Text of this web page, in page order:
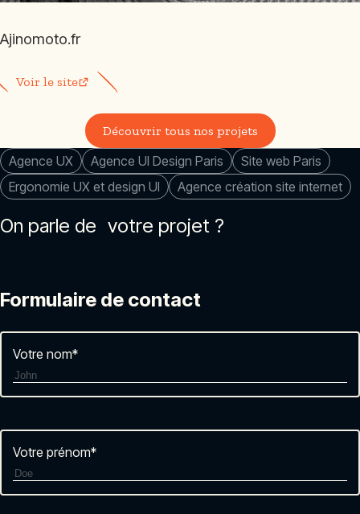
Ajinomoto.fr
Voir le site
Découvrir tous nos projets
Agence UX Agence UI Design Paris
Site web Paris
Ergonomie UX et design UI
Agence création site internet
On parle de votre projet ?
Formulaire de contact
Votre nom*
Votre prénom*